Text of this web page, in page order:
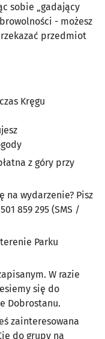
sobie „gadający
- możesz
przedmiot
Kręgu
z góry przy
na wydarzenie? Pisz
859 295 (SMS /
Parku
W razie
się do
Dobrostanu.
zainteresowana
do grupy na